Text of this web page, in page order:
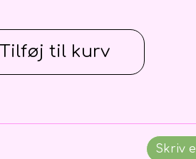
Tilføj til kurv
Skriv